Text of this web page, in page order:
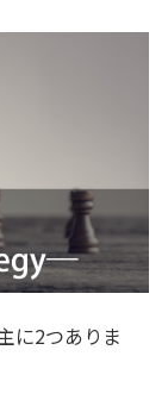
に2つありま